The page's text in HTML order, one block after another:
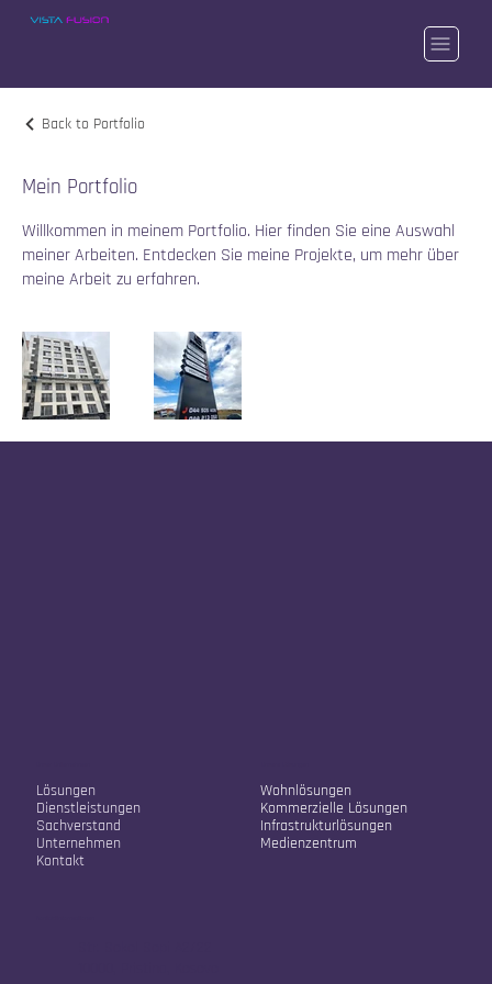
Back to Portfolio
Mein Portfolio
Willkommen in meinem Portfolio. Hier finden Sie eine Auswahl
meiner Arbeiten. Entdecken Sie meine Projekte, um mehr über
meine Arbeit zu erfahren.
Lösungen
Dienstleistungen
Sachverstand
Unternehmen
Kontakt
Wohnlösungen
Kommerzielle Lösungen
Infrastrukturlösungen
Medienzentrum